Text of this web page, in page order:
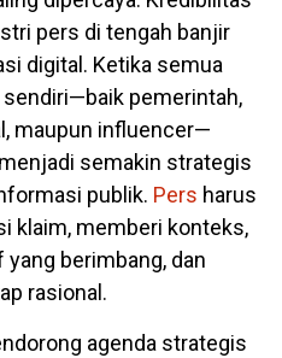
pers di tengah banjir
digital. Ketika semua
pemerintah,
maupun influencer—
semakin strategis
publik. Pers harus
klaim, memberi konteks,
berimbang, dan
rasional.
agenda strategis